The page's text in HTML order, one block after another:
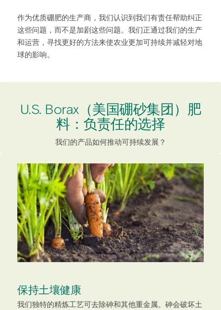
作为优质硼肥的生产商，我们认识到我们有责任帮助纠正
这些问题，而不是加剧这些问题。我们正通过我们的生产
和运营，寻找更好的方法来使农业更加可持续并减轻对地
球的影响。
U.S. Borax（美国硼砂集团）肥
料：负责任的选择
我们的产品如何推动可持续发展？
保持土壤健康
我们独特的精炼工艺可去除砷和其他重金属。砷会破坏土